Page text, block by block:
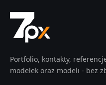
Portfolio, kontakty,
modelek oraz modeli - bez